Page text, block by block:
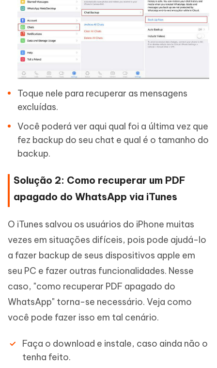
Toque nele para recuperar as mensagens
excluídas.
Você poderá ver aqui qual foi a última vez que
fez backup do seu chat e qual é o tamanho do
backup.
Solução 2: Como recuperar um PDF
apagado do WhatsApp via iTunes
O iTunes salvou os usuários do iPhone muitas
vezes em situações difíceis, pois pode ajudá-lo
a fazer backup de seus dispositivos apple em
seu PC e fazer outras funcionalidades. Nesse
caso, "como recuperar PDF apagado do
WhatsApp" torna-se necessário. Veja como
você pode fazer isso em tal cenário.
Faça o download e instale, caso ainda não o
tenha feito.